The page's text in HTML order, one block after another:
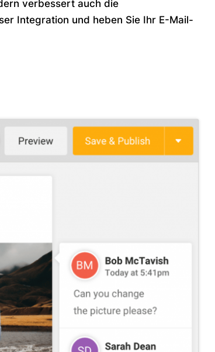
verbessert auch die
Integration und heben Sie Ihr E-Mail-